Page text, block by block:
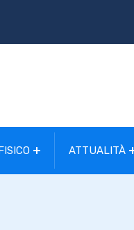
ATTUALITÀ